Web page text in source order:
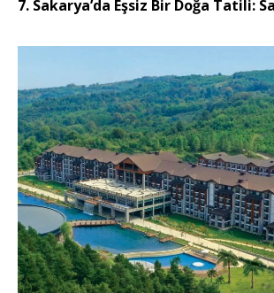
7. Sakarya’da Eşsiz Bir Doğa Tatili: